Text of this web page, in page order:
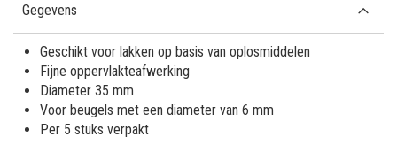
Gegevens
Geschikt voor lakken op basis van oplosmiddelen
Fijne oppervlakteafwerking
Diameter 35 mm
Voor beugels met een diameter van 6 mm
Per 5 stuks verpakt